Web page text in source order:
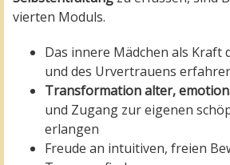
vierten Moduls.
Das innere Mädchen als Kraft
und des Urvertrauens
Transformation alter,
und Zugang zur eigenen
erlangen
Freude an intuitiven, freien